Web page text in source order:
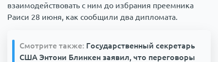
взаимодействовать с ним до избрания преемника
Раиси 28 июня, как сообщили два дипломата.
Смотрите также: Государственный секретарь
США Энтони Блинкен заявил, что переговоры